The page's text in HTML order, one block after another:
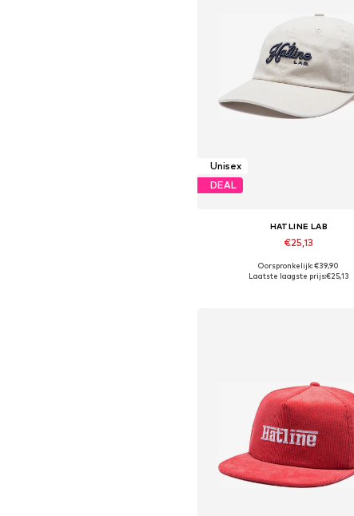
Unisex
DEAL
HATLINE LAB
€25,13
Beschikbare maten: 55-60
Oorspronkelijk: €39,90
Laatste laagste prijs:€25,13